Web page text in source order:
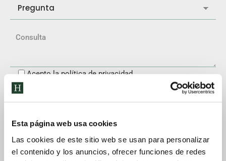
Esta página web usa cookies
Las cookies de este sitio web se usan para personalizar
el contenido y los anuncios, ofrecer funciones de redes
Acepto la política de privacidad
El interesado queda informado y consiente conforme al
Reglamento (UE) 2016/679 del Parlamento Europeo y del